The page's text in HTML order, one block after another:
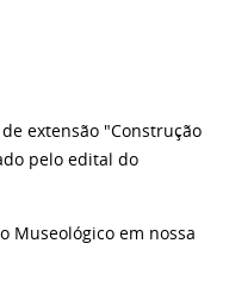
extensão "Construção
pelo edital do
Museológico em nossa